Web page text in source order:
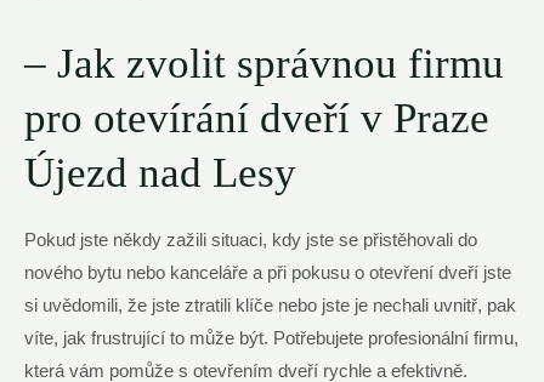
– Jak zvolit správnou firmu
pro otevírání dveří v Praze
Újezd nad Lesy
Pokud jste někdy zažili situaci, kdy jste se přistěhovali do
nového bytu nebo kanceláře a při pokusu o otevření dveří jste
si uvědomili, že jste ztratili klíče nebo jste je nechali uvnitř, pak
víte, jak frustrující to může být. Potřebujete profesionální firmu,
která vám pomůže s otevřením dveří rychle a efektivně.